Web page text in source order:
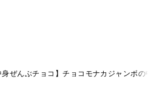
身ぜんぶチョコ】チョコモナカジャンボ